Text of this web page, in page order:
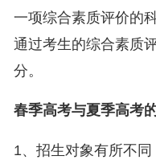
一项综合素质评价的
通过考生的综合素质
分。
春季高考与夏季高考
1、招生对象有所不同